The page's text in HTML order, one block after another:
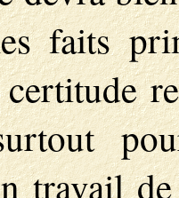
faits
travail